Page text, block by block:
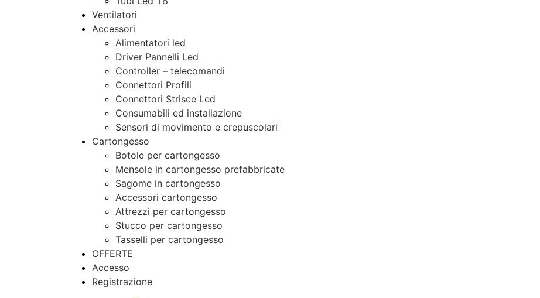
Ventilatori
Accessori
Alimentatori led
Driver Pannelli Led
Controller – telecomandi
Connettori Profili
Connettori Strisce Led
Consumabili ed installazione
Sensori di movimento e crepuscolari
Cartongesso
Botole per cartongesso
Mensole in cartongesso prefabbricate
Sagome in cartongesso
Accessori cartongesso
Attrezzi per cartongesso
Stucco per cartongesso
Tasselli per cartongesso
OFFERTE
Accesso
Registrazione